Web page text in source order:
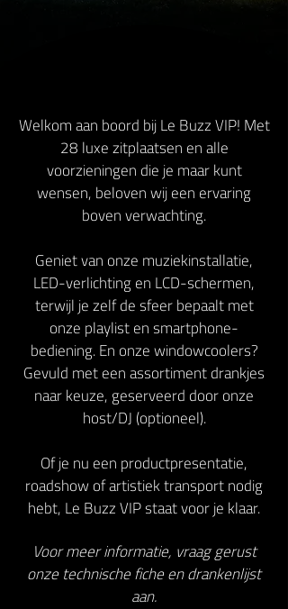
Welkom aan boord bij Le Buzz VIP! Met
28 luxe zitplaatsen en alle
voorzieningen die je maar kunt
wensen, beloven wij een ervaring
boven verwachting.
Geniet van onze muziekinstallatie,
LED-verlichting en LCD-schermen,
terwijl je zelf de sfeer bepaalt met
onze playlist en smartphone-
bediening. En onze windowcoolers?
Gevuld met een assortiment drankjes
naar keuze, geserveerd door onze
host/DJ (optioneel).
Of je nu een productpresentatie,
roadshow of artistiek transport nodig
hebt, Le Buzz VIP staat voor je klaar.
Voor meer informatie, vraag gerust
onze technische fiche en drankenlijst
aan.